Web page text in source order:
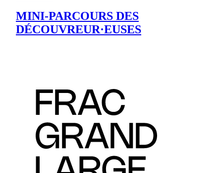
MINI-PARCOURS DES
DÉCOUVREUR·EUSES